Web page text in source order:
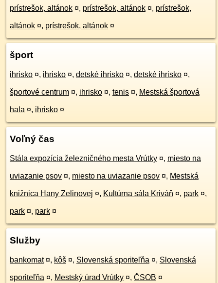
prístrešok, altánok ¤, prístrešok, altánok ¤, prístrešok,
altánok ¤, prístrešok, altánok ¤
šport
ihrisko ¤, ihrisko ¤, detské ihrisko ¤, detské ihrisko ¤,
športové centrum ¤, ihrisko ¤, tenis ¤, Mestská športová
hala ¤, ihrisko ¤
Voľný čas
Stála expozícia železničného mesta Vrútky ¤, miesto na
uviazanie psov ¤, miesto na uviazanie psov ¤, Mestská
knižnica Hany Zelinovej ¤, Kultúrna sála Kriváň ¤, park ¤,
park ¤, park ¤
Služby
bankomat ¤, kôš ¤, Slovenská sporiteľňa ¤, Slovenská
sporiteľňa ¤, Mestský úrad Vrútky ¤, ČSOB ¤